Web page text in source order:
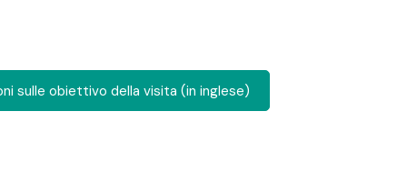
sulle obiettivo della visita (in inglese)